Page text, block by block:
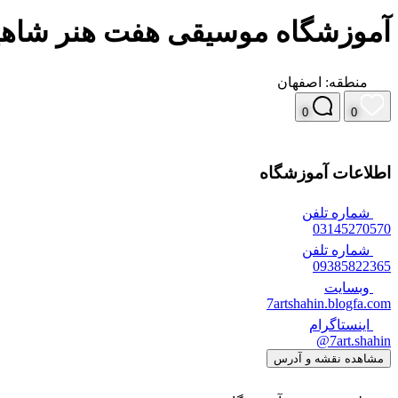
آموزشگاه موسیقی هفت هنر
منطقه: اصفهان
0
0
اطلاعات آموزشگاه
شماره تلفن
03145270570
شماره تلفن
09385822365
وبسایت
7artshahin.blogfa.com
اینستاگرام
7art.shahin@
مشاهده نقشه و آدرس